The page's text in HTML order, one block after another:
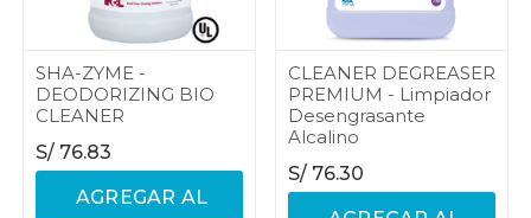
SHA-ZYME -
DEODORIZING BIO
CLEANER
S/ 76.83
AGREGAR AL
CLEANER DEGREASER
PREMIUM - Limpiador
Desengrasante
Alcalino
S/ 76.30